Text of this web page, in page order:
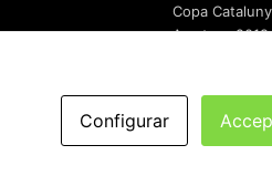
Copa
Amateur 2019
Configurar